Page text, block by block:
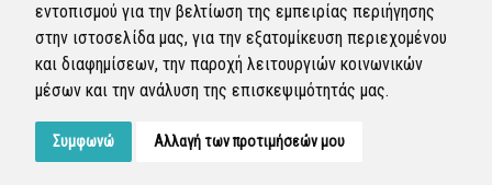
εντοπισμού για την βελτίωση της εμπειρίας περιήγησης
στην ιστοσελίδα μας, για την εξατομίκευση περιεχομένου
και διαφημίσεων, την παροχή λειτουργιών κοινωνικών
μέσων και την ανάλυση της επισκεψιμότητάς μας.
Συμφωνώ Αλλαγή των προτιμήσεών μου
« 5 6 7 8 9 10 11 12 13
14
»
Εμφανίζονται181-200από 4.811